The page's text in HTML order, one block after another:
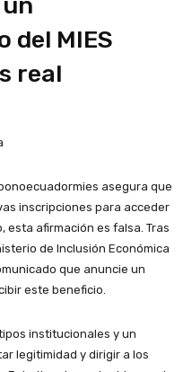
del MIES
real
asegura que
inscripciones para acceder
esta afirmación es falsa. Tras
de Inclusión Económica
que anuncie un
este beneficio.
institucionales y un
legitimidad y dirigir a los